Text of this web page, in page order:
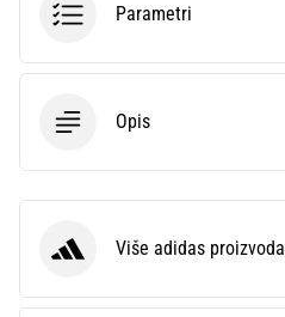
Parametri
Opis
adidas Više adidas proizvoda